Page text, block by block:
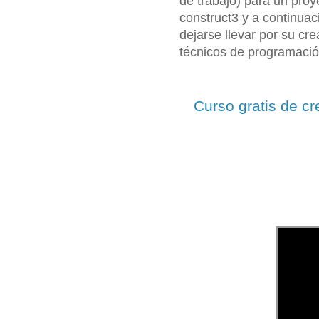
construct3 y a
dejarse llevar por su
técnicos de
Curso gratis de